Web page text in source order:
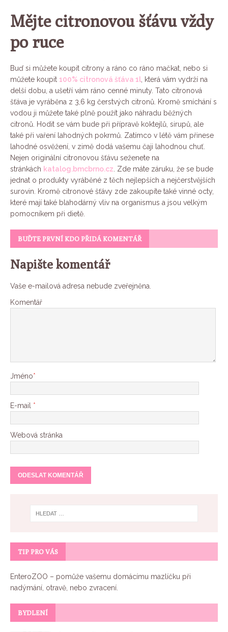
Mějte citronovou šťávu vždy
po ruce
Buď si můžete koupit citrony a ráno co ráno mačkat, nebo si
můžete koupit 100% citronová šťáva 1l, která vám vydrží na
delší dobu, a ušetří vám ráno cenné minuty. Tato citronová
šťáva je vyráběna z 3,6 kg čerstvých citronů. Kromě smíchání s
vodou ji můžete také plně použít jako náhradu běžných
citronů. Hodit se vám bude při přípravě koktejlů, sirupů, ale
také při vaření lahodných pokrmů. Zatímco v létě vám přinese
lahodné osvěžení, v zimě dodá vašemu čaji lahodnou chuť.
Nejen originální citronovou šťávu seženete na
stránkách katalog.bmcbrno.cz. Zde máte záruku, že se bude
jednat o produkty vyráběné z těch nejlepších a nejčerstvějších
surovin. Kromě citronové šťávy zde zakoupíte také vinné octy,
které mají také blahodárný vliv na organismus a jsou velkým
pomocníkem při dietě.
BUĎTE PRVNÍ KDO PŘIDÁ KOMENTÁŘ
Napište komentář
Vaše e-mailová adresa nebude zveřejněna.
Komentář
Jméno*
E-mail *
Webová stránka
TIP PRO VÁS
EnteroZOO – pomůže vašemu domácímu mazlíčku při
nadýmání, otravě, nebo zvracení.
BYDLENÍ